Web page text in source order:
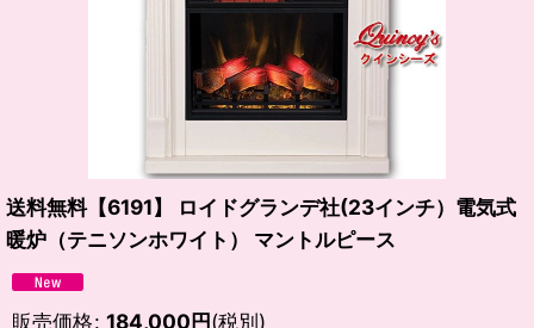
送料無料【6191】 ロイドグランデ社(23インチ）電気式
暖炉（テニソンホワイト） マントルピース
販売価格: 184,000円(税別)